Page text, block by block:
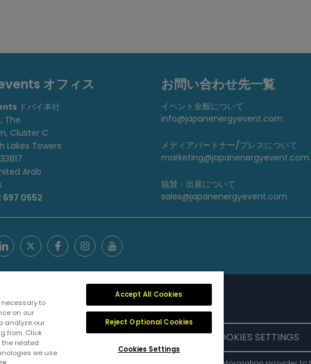
オフィス
ドバイ本社
The
Cluster C
Lakes Towers
Arab
697 0552
お問い合わせ先一覧
イベント全般について
info@japanenergyevent.com
メディアパートナー/プレスについて
marketing@japanenergyevent.com
協賛・出展について
sales@japanenergyevent.com
PRIVACY POLICY CONTACT US COOKIES SETTINGS
to
on our
analyze our
from. Click
related
we use
Accept All Cookies
Reject Optional Cookies
Cookies Settings